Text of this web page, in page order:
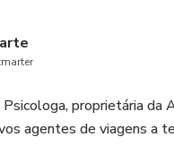
proprietária da
agentes de viagens a